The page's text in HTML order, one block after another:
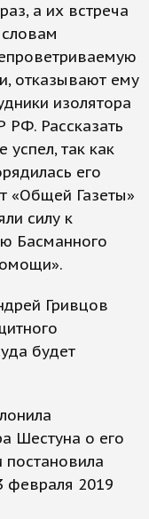
а их встреча
отказывают ему
изолятора
Рассказать
так как
его
«Общей Газеты»
силу к
Басманного
Гривцов
будет
Шестуна о его
февраля 2019